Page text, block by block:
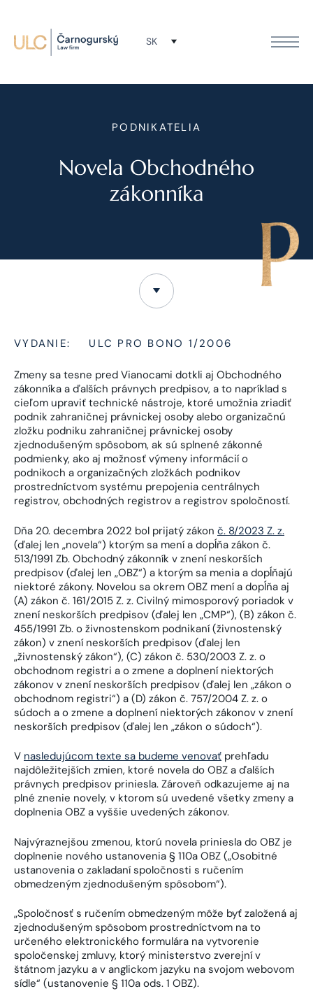
SK
PODNIKATELIA
Novela Obchodného
zákonníka
VYDANIE: ULC PRO BONO 1/2006
Zmeny sa tesne pred Vianocami dotkli aj Obchodného
zákonníka a ďalších právnych predpisov, a to napríklad s
cieľom upraviť technické nástroje, ktoré umožnia zriadiť
podnik zahraničnej právnickej osoby alebo organizačnú
zložku podniku zahraničnej právnickej osoby
zjednodušeným spôsobom, ak sú splnené zákonné
podmienky, ako aj možnosť výmeny informácií o
podnikoch a organizačných zložkách podnikov
prostredníctvom systému prepojenia centrálnych
registrov, obchodných registrov a registrov spoločností.
Dňa 20. decembra 2022 bol prijatý zákon č. 8/2023 Z. z.
(ďalej len „novela“) ktorým sa mení a dopĺňa zákon č.
513/1991 Zb. Obchodný zákonník v znení neskorších
predpisov (ďalej len „OBZ“) a ktorým sa menia a dopĺňajú
niektoré zákony. Novelou sa okrem OBZ mení a dopĺňa aj
(A) zákon č. 161/2015 Z. z. Civilný mimosporový poriadok v
znení neskorších predpisov (ďalej len „CMP“), (B) zákon č.
455/1991 Zb. o živnostenskom podnikaní (živnostenský
zákon) v znení neskorších predpisov (ďalej len
„živnostenský zákon“), (C) zákon č. 530/2003 Z. z. o
obchodnom registri a o zmene a doplnení niektorých
zákonov v znení neskorších predpisov (ďalej len „zákon o
obchodnom registri“) a (D) zákon č. 757/2004 Z. z. o
súdoch a o zmene a doplnení niektorých zákonov v znení
neskorších predpisov (ďalej len „zákon o súdoch“).
V nasledujúcom texte sa budeme venovať prehľadu
najdôležitejších zmien, ktoré novela do OBZ a ďalších
právnych predpisov priniesla. Zároveň odkazujeme aj na
plné znenie novely, v ktorom sú uvedené všetky zmeny a
doplnenia OBZ a vyššie uvedených zákonov.
Najvýraznejšou zmenou, ktorú novela priniesla do OBZ je
doplnenie nového ustanovenia § 110a OBZ („Osobitné
ustanovenia o zakladaní spoločnosti s ručením
obmedzeným zjednodušeným spôsobom“).
„Spoločnosť s ručením obmedzeným môže byť založená aj
zjednodušeným spôsobom prostredníctvom na to
určeného elektronického formulára na vytvorenie
spoločenskej zmluvy, ktorý ministerstvo zverejní v
štátnom jazyku a v anglickom jazyku na svojom webovom
sídle“ (ustanovenie § 110a ods. 1 OBZ).